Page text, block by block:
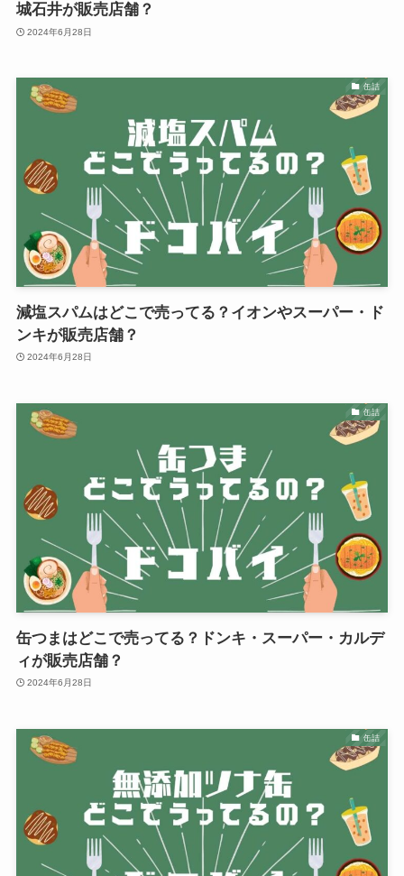
城石井が販売店舗？
2024年6月28日
缶詰
減塩スパムはどこで売ってる？イオンやスーパー・ド
ンキが販売店舗？
2024年6月28日
缶詰
缶つまはどこで売ってる？ドンキ・スーパー・カルデ
ィが販売店舗？
2024年6月28日
缶詰